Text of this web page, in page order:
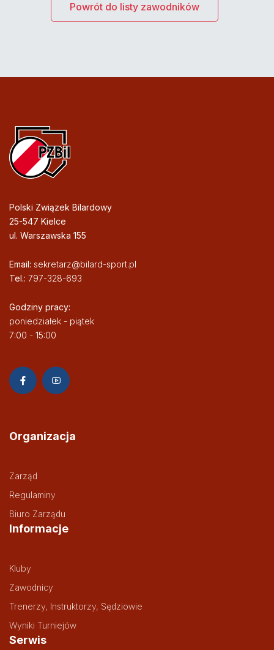
Powrót do listy zawodników
Polski Związek Bilardowy
25-547 Kielce
ul. Warszawska 155
Email: sekretarz@bilard-sport.pl
Tel.: 797-328-693
Godziny pracy:
poniedziałek - piątek
7:00 - 15:00
Organizacja
Zarząd
Regulaminy
Biuro Zarządu
Informacje
Kluby
Zawodnicy
Trenerzy, Instruktorzy, Sędziowie
Wyniki Turniejów
Serwis